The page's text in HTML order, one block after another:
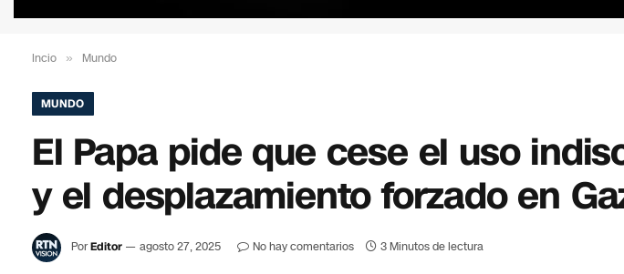
Incio » Mundo
MUNDO
El Papa pide que cese el uso
y ​​el desplazamiento forzado en
PorEditor agosto 27, 2025 No hay comentarios 3 Minutos de lectura